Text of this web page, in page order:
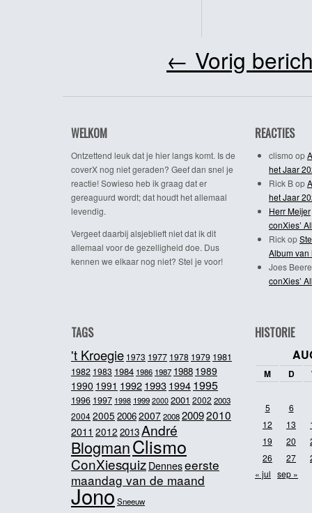
← Vorig
WELKOM
Ontzettend leuk dat je hier langs komt. Is de
coverX nog niet geraden? Geef dan snel je
reactie! Sowieso heb ik graag dat er
gereaguurd wordt; dat houdt het allemaal
levendig.
Vergeet daarbij alsjeblieft niet dat ik dit
allemaal voor de gezelligheid doe. Dus
kennen we elkaar nog niet? Stel je voor!
REACTIES
clismo op
het Jaar
Rick Bop
het Jaar
Herr Meijer
conXies’
Rickop
Album van
Joes
conXies’
TAGS
't Kroegie 1973 1977 1978 1979 1981
1982 1983 1984 1986 1987 1988 1989
1990 1991 19921993 1994 1995
1996 1997 1998 1999 2000 2001 2002 2003
20042005 20062007200820092010
2011 2012 2013André
BlogmanClismo
ConXiesquiz Denneseerste
maandag van de maand
JonoSneeuw
HISTORIE
M D
5
6
12
13
19
20
26
27
« jul sep »